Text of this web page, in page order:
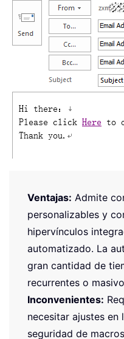
Ventajas: Admite
personalizables y
hipervínculos
automatizado. La
gran cantidad de
recurrentes o
Inconvenientes:
necesitar ajustes
seguridad de